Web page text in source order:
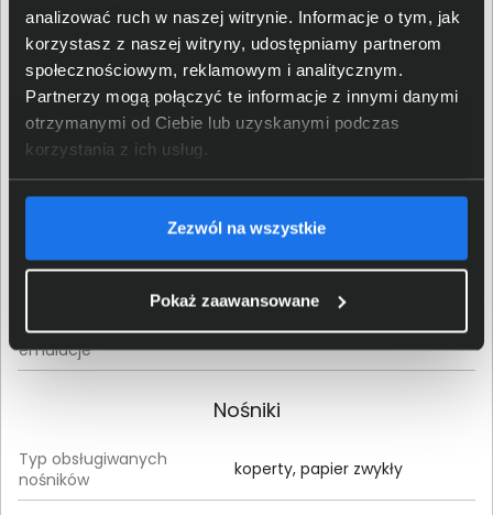
analizować ruch w naszej witrynie. Informacje o tym, jak
korzystasz z naszej witryny, udostępniamy partnerom
społecznościowym, reklamowym i analitycznym.
Partnerzy mogą połączyć te informacje z innymi danymi
otrzymanymi od Ciebie lub uzyskanymi podczas
korzystania z ich usług.
Zezwól na wszystkie
Pokaż zaawansowane
Metoda uzyskiwania
wydruku
atramentowa
monochromatyczna
Technologia druku Epson Micro Piezo™
Maks. prędkość
1440 x 720 dpi
Czas pierwszego
wydruku czarno-białego
8 sek
Sterowniki drukarki /
emulacje
GDI, ESC/P-R
Nośniki
Typ obsługiwanych
nośników
koperty, papier zwykły